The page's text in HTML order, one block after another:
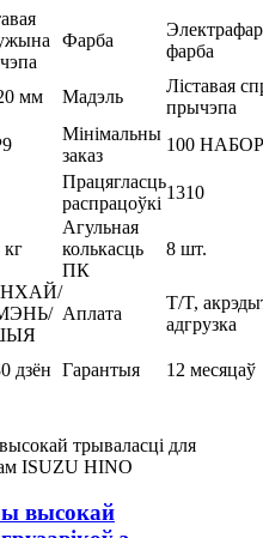
Фарба
фарба
мм Мадэль
Ліставая
прычэпа
Мінімальны
заказ
100
Працягласць
распрацоўкі
1310
кг
Агульная
колькасць
ПК
8 шт.
Аплата
T/T,
адгрузка
дзён Гарантыя
12 месяцаў
высокай